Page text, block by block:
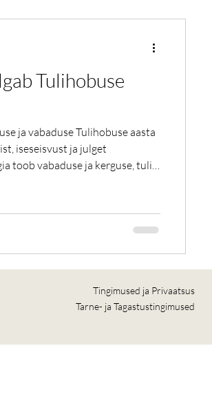
Tulihobuse
ja vabaduse Tulihobuse aasta
iseseisvust ja julget
toob vabaduse ja kerguse, tuli
aasta algab 17.ve ebruaril
ja kollektiivne visioon
Tingimused ja Privaatsus
Tarne- ja Tagastustingimused